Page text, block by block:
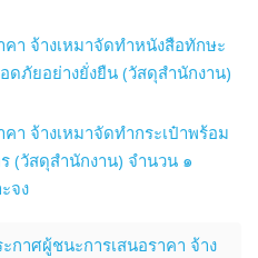
า จ้างเหมาจัดทำหนังสือทักษะ
ภัยอย่างยั่งยืน (วัสดุสำนักงาน)
า จ้างเหมาจัดทำกระเป๋าพร้อม
(วัสดุสำนักงาน) จำนวน ๑
จง
ะกาศผู้ชนะการเสนอราคา จ้าง